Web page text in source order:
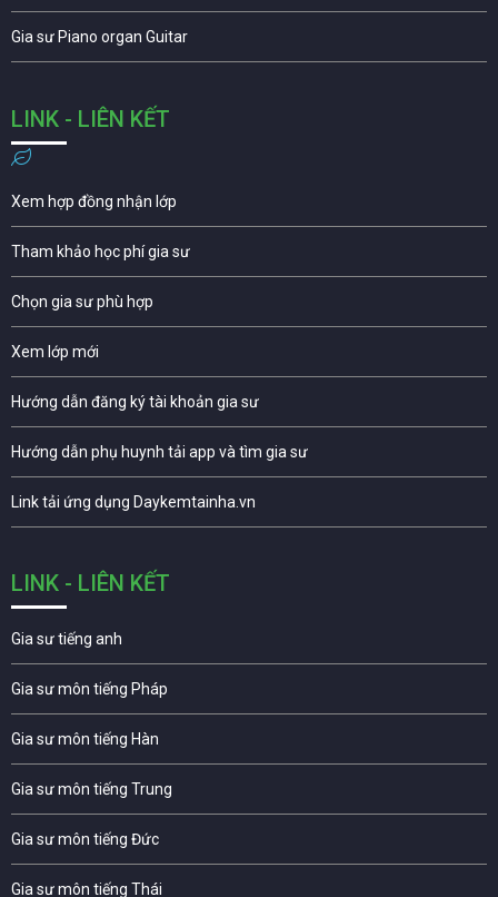
Gia sư Piano organ Guitar
LINK - LIÊN KẾT
Xem hợp đồng nhận lớp
Tham khảo học phí gia sư
Chọn gia sư phù hợp
Xem lớp mới
Hướng dẫn đăng ký tài khoản gia sư
Hướng dẫn phụ huynh tải app và tìm gia sư
Link tải ứng dụng Daykemtainha.vn
LINK - LIÊN KẾT
Gia sư tiếng anh
Gia sư môn tiếng Pháp
Gia sư môn tiếng Hàn
Gia sư môn tiếng Trung
Gia sư môn tiếng Đức
Gia sư môn tiếng Thái